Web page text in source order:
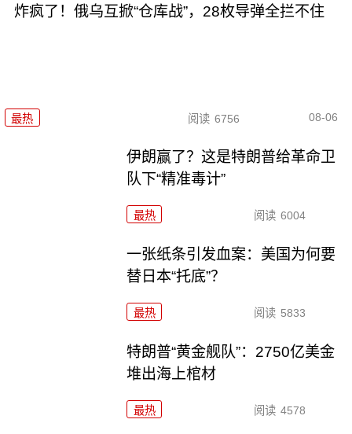
炸疯了！俄乌互掀“仓库战”，28枚导弹全拦不住
最热 阅读 6756 08-06
伊朗赢了？这是特朗普给革命卫
队下“精准毒计”
最热 阅读 6004
一张纸条引发血案：美国为何要
替日本“托底”？
最热 阅读 5833
特朗普“黄金舰队”：2750亿美金
堆出海上棺材
最热 阅读 4578